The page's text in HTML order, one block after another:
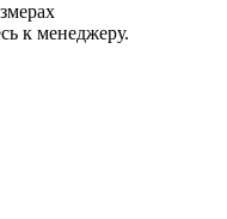
к менеджеру.